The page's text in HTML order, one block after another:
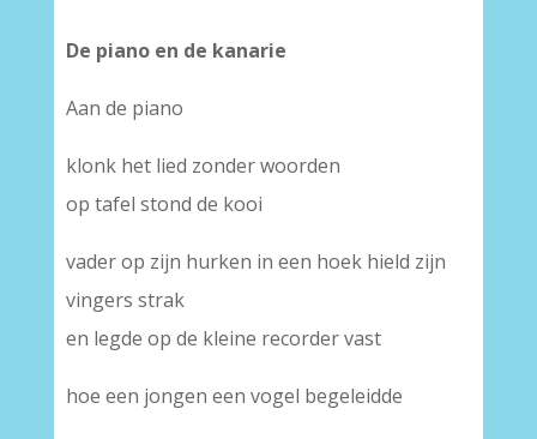
De piano en de kanarie
Aan de piano
klonk het lied zonder woorden
op tafel stond de kooi
vader op zijn hurken in een hoek hield zijn
vingers strak
en legde op de kleine recorder vast
hoe een jongen een vogel begeleidde